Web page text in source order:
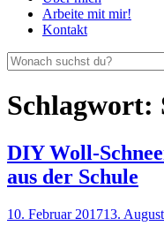
Arbeite mit mir!
Kontakt
Schlagwort:
DIY Woll-
aus der Schule
10. Februar 201713.